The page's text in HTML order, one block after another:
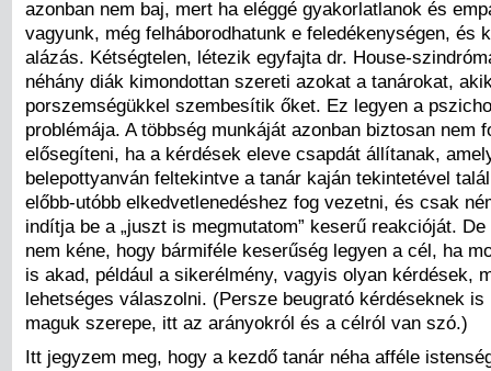
azonban nem baj, mert ha eléggé gyakorlatlanok és
vagyunk, még felháborodhatunk e feledékenységen, és
alázás. Kétségtelen, létezik egyfajta dr. House-
néhány diák kimondottan szereti azokat a tanárokat,
porszemségükkel szembesítik őket. Ez legyen a
problémája. A többség munkáját azonban biztosan nem
elősegíteni, ha a kérdések eleve csapdát állítanak,
belepottyanván feltekintve a tanár kaján tekintetével
előbb-utóbb elkedvetlenedéshez fog vezetni, és csak
indítja be a „juszt is megmutatom” keserű reakcióját.
nem kéne, hogy bármiféle keserűség legyen a cél, ha
is akad, például a sikerélmény, vagyis olyan kérdések,
lehetséges válaszolni. (Persze beugrató kérdéseknek is
maguk szerepe, itt az arányokról és a célról van szó.)
Itt jegyzem meg, hogy a kezdő tanár néha afféle